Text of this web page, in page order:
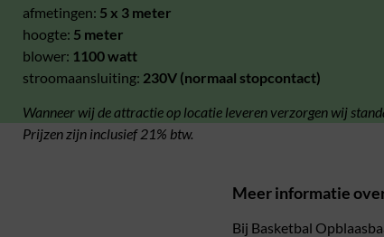
afmetingen: 5 x 3 meter
hoogte: 5 meter
blower: 1100 watt
stroomaansluiting: 230V (normaal stopcontact)
Wanneer wij de attractie op locatie leveren verzorgen wij
Prijzen zijn inclusief 21% btw.
Meer informatie
Bij Basketbal